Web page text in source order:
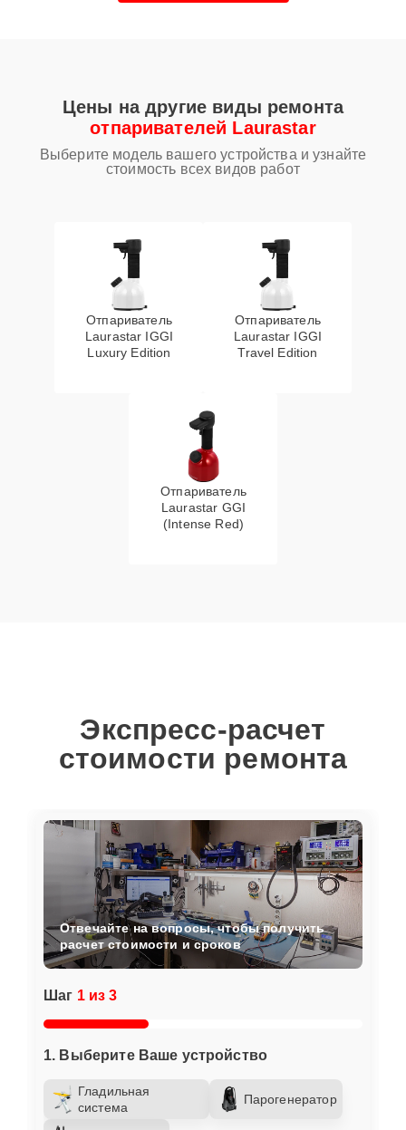
Цены на другие виды ремонта
отпаривателей Laurastar
Выберите модель вашего устройства и узнайте
стоимость всех видов работ
Отпариватель
Laurastar IGGI
Luxury Edition
Отпариватель
Laurastar IGGI
Travel Edition
Отпариватель
Laurastar GGI
(Intense Red)
Экспресс-расчет
стоимости ремонта
Шаг 1 из 3
1. Выберите Ваше устройство
Гладильная
система
Парогенератор
Отвечайте на вопросы, чтобы получить
расчет стоимости и сроков